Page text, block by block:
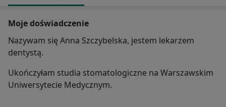
Moje doświadczenie
Nazywam się Anna Szczybelska, jestem lekarzem
dentystą.
Ukończyłam studia stomatologiczne na Warszawskim
Uniwersytecie Medycznym.